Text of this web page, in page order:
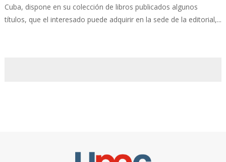
Cuba, dispone en su colección de libros publicados algunos
títulos, que el interesado puede adquirir en la sede de la editorial,...